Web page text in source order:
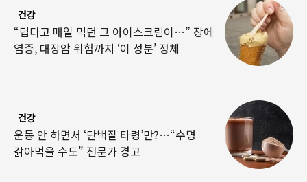
건강
“덥다고 매일 먹던 그 아이스크림이…” 장에
염증, 대장암 위험까지 ‘이 성분’ 정체
건강
운동 안 하면서 ‘단백질 타령’만?…“수명
갉아먹을 수도” 전문가 경고